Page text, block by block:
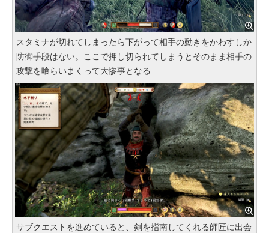
スタミナが切れてしまったら下がって相手の動きをかわすしか
防御手段はない。ここで押し切られてしまうとそのまま相手の
攻撃を喰らいまくって大惨事となる
サブクエストを進めていると、剣を指南してくれる師匠に出会